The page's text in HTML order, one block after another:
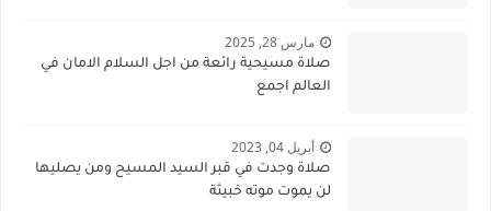
مارس 28, 2025
صلاة مسيحية رائعة من اجل السلام الامان في
العالم اجمع
أبريل 04, 2023
صلاة وجدت في قبر السيد المسيح ومن يصليها
لن يموت موته خبيثة